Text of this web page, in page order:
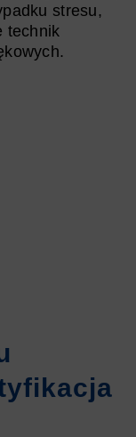
stresu,
technik